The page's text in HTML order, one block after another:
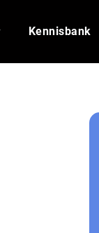
Kennisbank